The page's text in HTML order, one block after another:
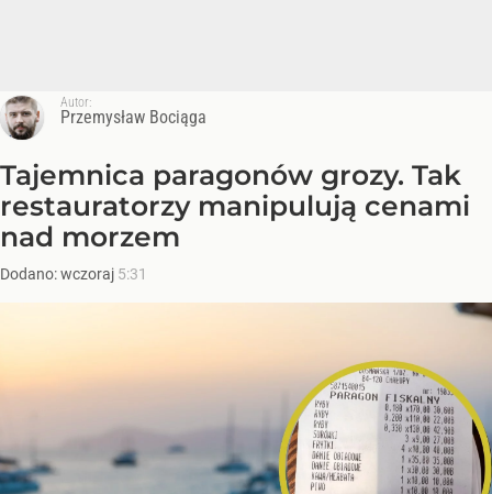
Autor:
Przemysław Bociąga
Tajemnica paragonów grozy. Tak
restauratorzy manipulują cenami
nad morzem
Dodano:wczoraj 5:31